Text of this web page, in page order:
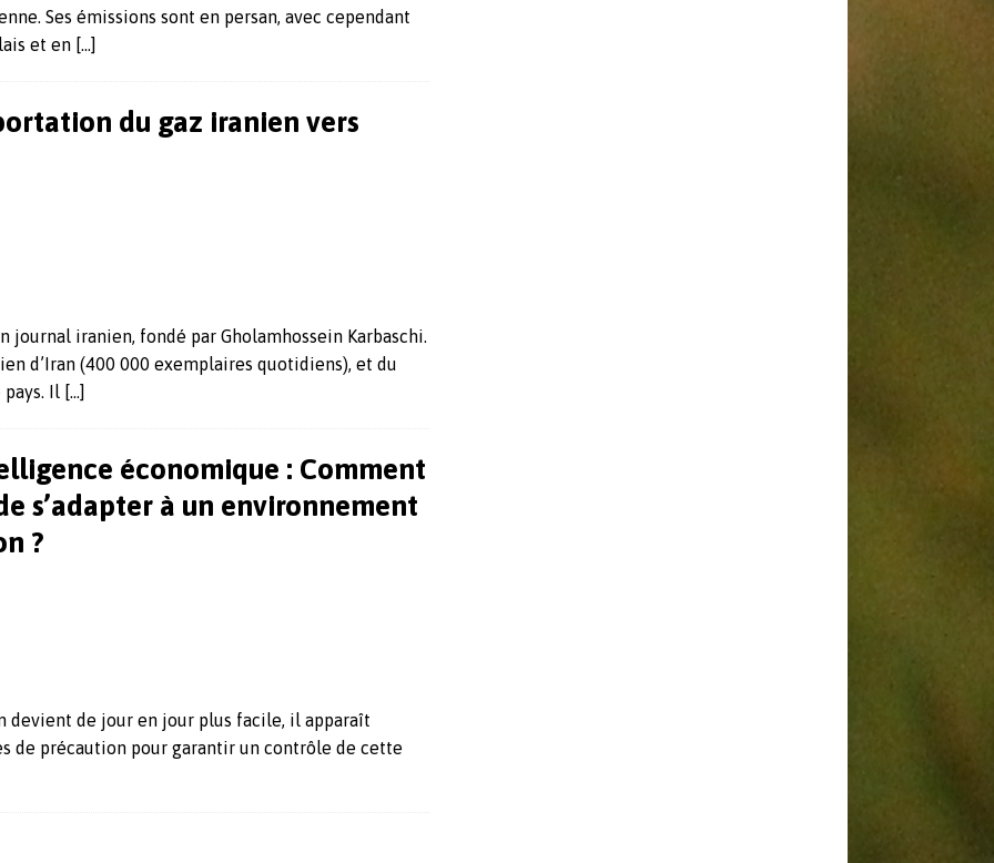
Ses émissions sont en persan, avec cependant
et en […]
du gaz iranien vers
iranien, fondé par Gholamhossein Karbaschi.
d’Iran (400 000 exemplaires quotidiens), et du
Il […]
économique : Comment
s’adapter à un environnement
?
devient de jour en jour plus facile, il apparaît
de précaution pour garantir un contrôle de cette